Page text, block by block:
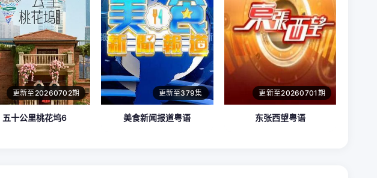
更新至20260702期
五十公里桃花坞6
更新至379集
美食新闻报道粤语
更新至20260701期
东张西望粤语